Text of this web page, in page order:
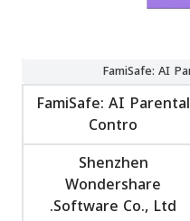
FamiSafe: AI Parental
Contro
Shenzhen
Wondershare
Software Co., Ltd.‏